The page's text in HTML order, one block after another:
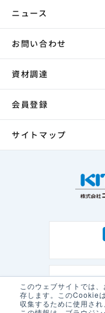
このウェブサイトでは
存します。このCookie
収集するために使用され
ニュース
お問い合わせ
資材調達
会員登録
サイトマップ